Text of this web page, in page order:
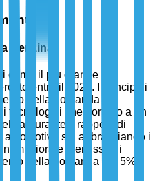
Benzina
come il più grande
entro il 2025. I principali
della domanda nel
tecnologici che portano a un
carburante. I rapporti di
sta abbracciando i
migliorate e emissioni
della domanda del 5%